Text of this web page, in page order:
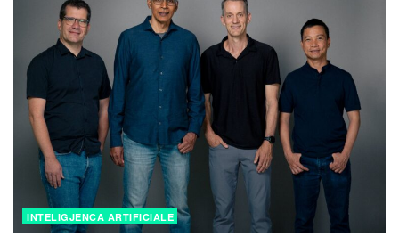
INTELIGJENCA ARTIFICIALE